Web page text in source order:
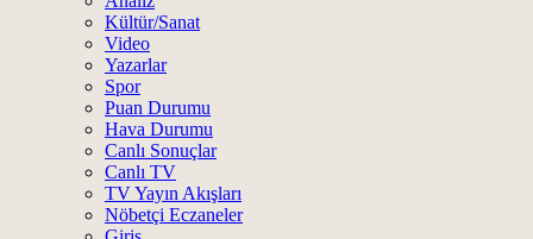
Kültür/Sanat
Video
Yazarlar
Spor
Puan Durumu
Hava Durumu
Canlı Sonuçlar
Canlı TV
TV Yayın Akışları
Nöbetçi Eczaneler